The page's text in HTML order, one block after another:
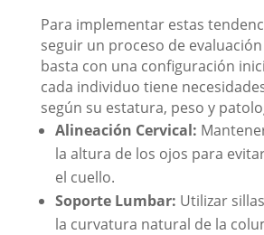
Para implementar estas
seguir un proceso de
basta con una configuración
cada individuo tiene
según su estatura, peso y
Alineación Cervical:
la altura de los ojos para
el cuello.
Soporte Lumbar: Utilizar
la curvatura natural de la